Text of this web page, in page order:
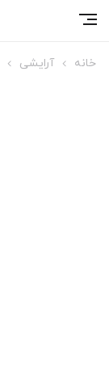
خانه آرایشی